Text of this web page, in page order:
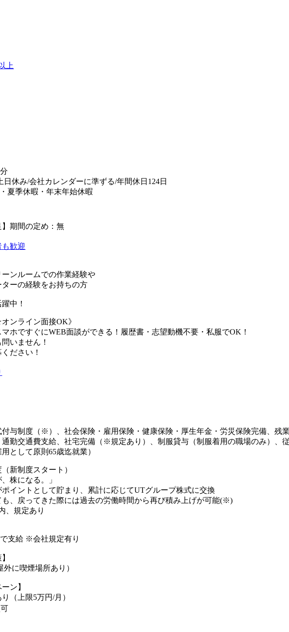
上
日休み/会社カレンダーに準ずる/年間休日124日
夏季休暇・年末年始休暇
】期間の定め：無
歓迎
ンルームでの作業経験や
ーの経験をお持ちの方
中！
ンライン面接OK》
ホですぐにWEB面談ができる！履歴書・志望動機不要・私服でOK！
いません！
ださい！
付与制度（※）、社会保険・雇用保険・健康保険・厚生年金・労災保険完備、残
通勤交通費支給、社宅完備（※規定あり）、制服貸与（制服着用の職場のみ）、
として原則65歳迄就業）
新制度スタート）
株になる。」
ポイントとして貯まり、累計に応じてUTグループ株式に交換
も、戻ってきた際には過去の労働時間から再び積み上げが可能(※)
、規定あり
で支給 ※会社規定有り
に喫煙場所あり）
ン】
（上限5万円/月）